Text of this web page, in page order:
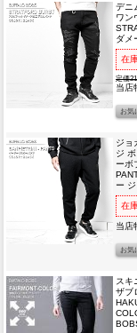
デニ
ワン
ダメ
在
定価
当店
ジョ
ジ
ーボ
ー
在
当店
スキ
ザ